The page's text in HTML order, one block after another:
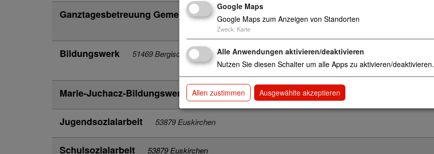
Ganztagesbetreuung Gemeinschaftshauptschule Bergneustadt 51702 Bergneustadt
Bildungswerk 51469 Bergisch Gladbach
Marie-Juchacz-Bildungswerk 626 50126 Bergheim
Jugendsozialarbeit 53879 Euskirchen
Schulsozialarbeit 53879 Euskirchen
Google Maps
Google Maps zum Anzeigen von Standorten
Zweck: Karte
Alle Anwendungen aktivieren/deaktivieren
Nutzen Sie diesen Schalter um alle Apps zu aktivieren/deaktivieren.
Allen zustimmen Ausgewählte akzeptieren